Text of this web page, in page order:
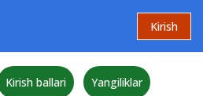
Kirish
Kirish ballari Yangiliklar